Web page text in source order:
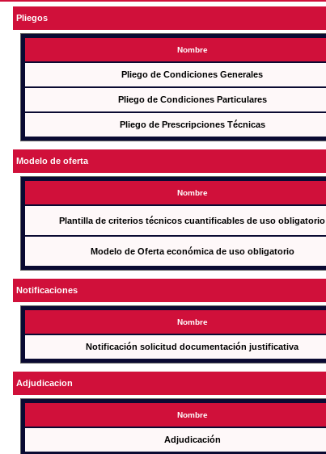
Pliegos
Nombre
Pliego de Condiciones Generales
Pliego de Condiciones Particulares
Pliego de Prescripciones Técnicas
Modelo de oferta
Nombre
Plantilla de criterios técnicos cuantificables de uso obligatorio
Modelo de Oferta económica de uso obligatorio
Notificaciones
Nombre
Notificación solicitud documentación justificativa
Adjudicacion
Nombre
Adjudicación